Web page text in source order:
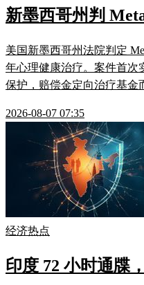
新墨西哥州判
美国新墨西哥州法院判定
年心理健康治疗。案件首次
保护，赔偿金定向治疗基金
2026-08-07 07:35
经济热点
印度 72 小时通牒